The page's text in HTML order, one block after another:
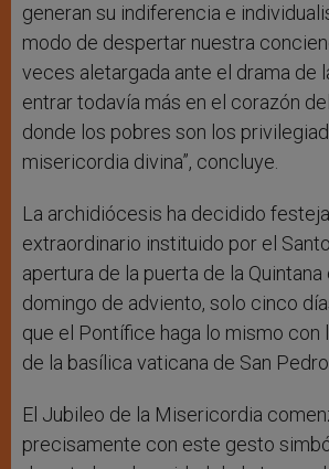
generan su indiferencia e
modo de despertar nuestra
veces aletargada ante el drama de
entrar todavía más en el corazón
donde los pobres son los
misericordia divina”, concluye.
La archidiócesis ha decidido
extraordinario instituido por el
apertura de la puerta de la
domingo de adviento, solo cinco
que el Pontífice haga lo mismo con
de la basílica vaticana de San
El Jubileo de la Misericordia
precisamente con este gesto